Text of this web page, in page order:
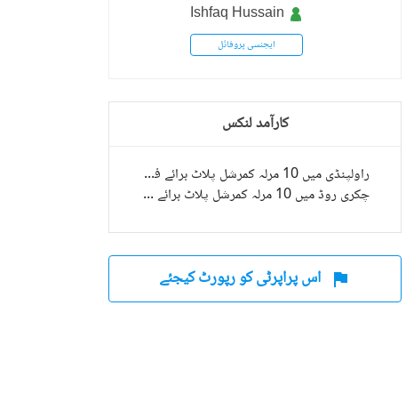
Ishfaq Hussain
ایجنسی پروفائل
کارآمد لنکس
راولپنڈی میں 10 مرلہ کمرشل پلاٹ برائے فروخت
چکری روڈ میں 10 مرلہ کمرشل پلاٹ برائے فروخت
اس پراپرٹی کو رپورٹ کیجئے